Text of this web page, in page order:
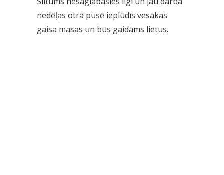
nedēļas otrā pusē ieplūdīs vēsākas
gaisa masas un būs gaidāms lietus.